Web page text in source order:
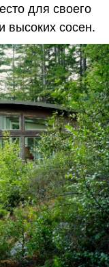
для своего
высоких сосен.